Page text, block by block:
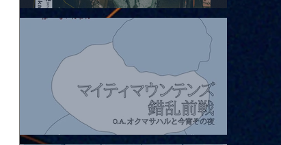
2026.08.06 |【観覧】hamachiまつり2026２days-月見ル君想フ編
2026.08.07 |【観覧】マイティマウンテンズpresents. “HALL-IN-